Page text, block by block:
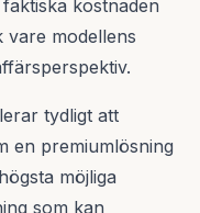
kostnaden
vare modellens
tydligt att
en premiumlösning
möjliga
som kan